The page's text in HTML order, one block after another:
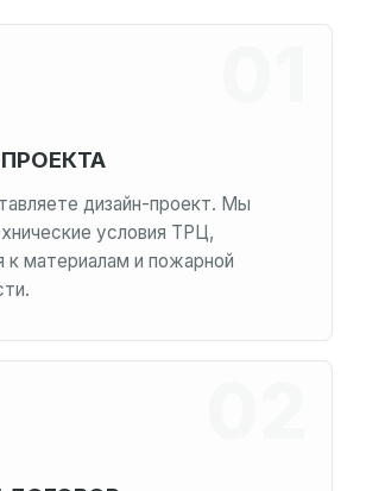
дизайн-проект. Мы
условия ТРЦ,
к материалам и пожарной